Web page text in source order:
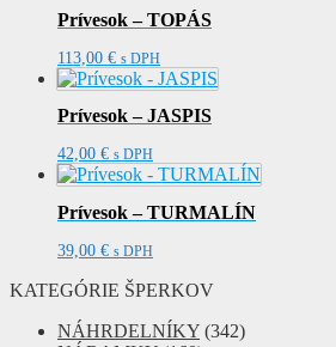
Prívesok – TOPÁS
113,00 € s DPH
Prívesok – JASPIS
42,00 € s DPH
Prívesok – TURMALÍN
39,00 € s DPH
KATEGÓRIE ŠPERKOV
NÁHRDELNÍKY (342)